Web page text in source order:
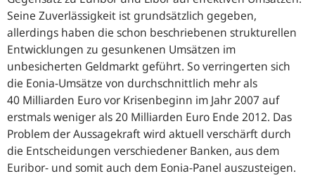
Seine Zuverlässigkeit ist grundsätzlich gegeben,
allerdings haben die schon beschriebenen strukturellen
Entwicklungen zu gesunkenen Umsätzen im
unbesicherten Geldmarkt geführt. So verringerten sich
die Eonia-Umsätze von durchschnittlich mehr als
40 Milliarden Euro vor Krisenbeginn im Jahr 2007 auf
erstmals weniger als 20 Milliarden Euro Ende 2012. Das
Problem der Aussagekraft wird aktuell verschärft durch
die Entscheidungen verschiedener Banken, aus dem
Euribor- und somit auch dem Eonia-Panel auszusteigen.